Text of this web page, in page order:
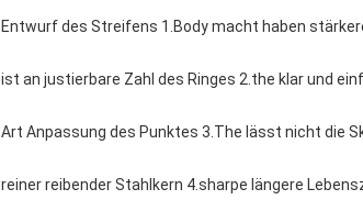
Entwurf des Streifens 1.Body macht haben
ist an justierbare Zahl des Ringes 2.the klar und
Art Anpassung des Punktes 3.The lässt nicht die
reiner reibender Stahlkern 4.sharpe längere